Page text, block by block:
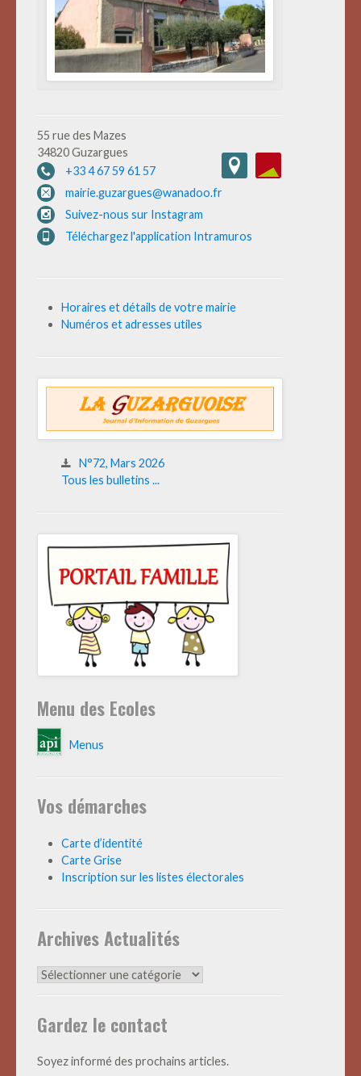
55 rue des Mazes
34820 Guzargues
+33 4 67 59 61 57
mairie.guzargues@wanadoo.fr
Suivez-nous sur Instagram
Téléchargez l'application Intramuros
Horaires et détails de votre mairie
Numéros et adresses utiles
N°72, Mars 2026
Tous les bulletins ...
Menu des Ecoles
Menus
Vos démarches
Carte d’identité
Carte Grise
Inscription sur les listes électorales
Archives Actualités
Archives
Gardez le contact
Soyez informé des prochains articles.